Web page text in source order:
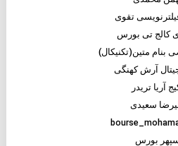
تقوی
کالج تی بورس
بنام متین(تکنیکال)
آرش کهنگی
آریا تریدر
سعیدی
بورس